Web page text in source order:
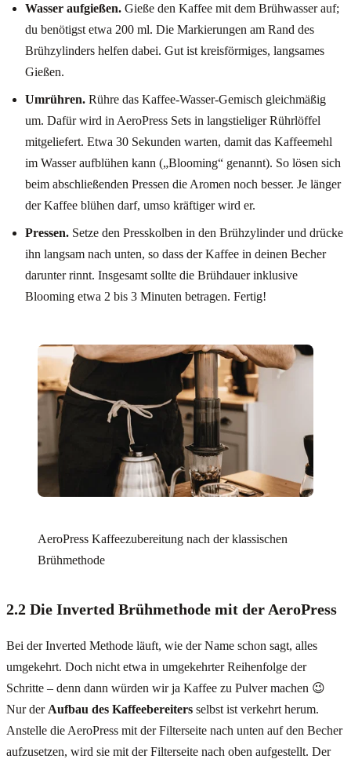
Wasser aufgießen. Gieße den Kaffee mit dem Brühwasser auf;
du benötigst etwa 200 ml. Die Markierungen am Rand des
Brühzylinders helfen dabei. Gut ist kreisförmiges, langsames
Gießen.
Umrühren. Rühre das Kaffee-Wasser-Gemisch gleichmäßig
um. Dafür wird in AeroPress Sets in langstieliger Rührlöffel
mitgeliefert. Etwa 30 Sekunden warten, damit das Kaffeemehl
im Wasser aufblühen kann („Blooming“ genannt). So lösen sich
beim abschließenden Pressen die Aromen noch besser. Je länger
der Kaffee blühen darf, umso kräftiger wird er.
Pressen. Setze den Presskolben in den Brühzylinder und drücke
ihn langsam nach unten, so dass der Kaffee in deinen Becher
darunter rinnt. Insgesamt sollte die Brühdauer inklusive
Blooming etwa 2 bis 3 Minuten betragen. Fertig!
AeroPress Kaffeezubereitung nach der klassischen
Brühmethode
2.2 Die Inverted Brühmethode mit der AeroPress
Bei der Inverted Methode läuft, wie der Name schon sagt, alles
umgekehrt. Doch nicht etwa in umgekehrter Reihenfolge der
Schritte – denn dann würden wir ja Kaffee zu Pulver machen 😉
Nur der Aufbau des Kaffeebereiters selbst ist verkehrt herum.
Anstelle die AeroPress mit der Filterseite nach unten auf den Becher
aufzusetzen, wird sie mit der Filterseite nach oben aufgestellt. Der